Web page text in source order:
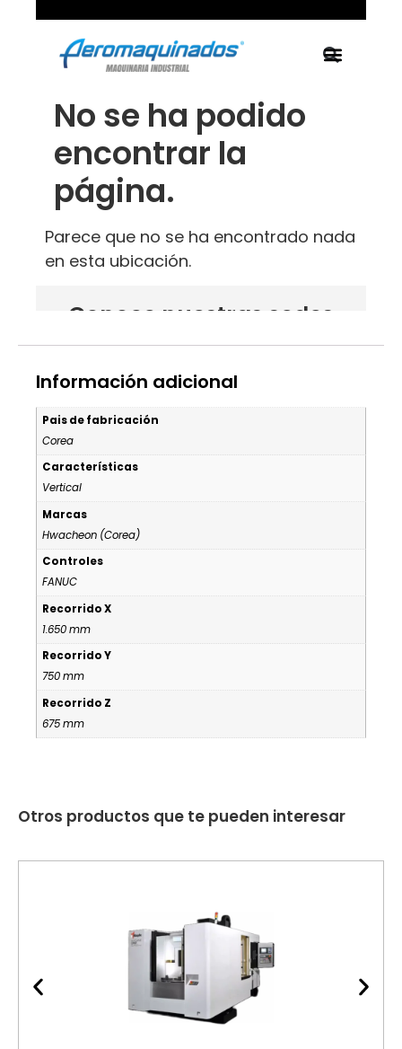
Información adicional
Pais de fabricación
Corea
Características
Vertical
Marcas
Hwacheon (Corea)
Controles
FANUC
Recorrido X
1.650 mm
Recorrido Y
750 mm
Recorrido Z
675 mm
Otros productos que te pueden interesar